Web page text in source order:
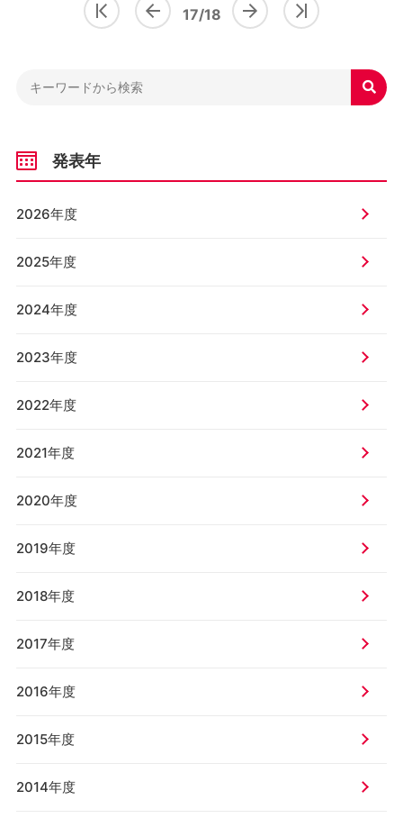
17/18

発表年
2026年度
2025年度
2024年度
2023年度
2022年度
2021年度
2020年度
2019年度
2018年度
2017年度
2016年度
2015年度
2014年度